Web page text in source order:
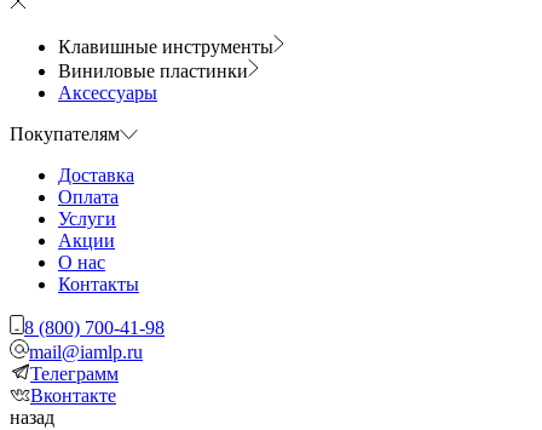
Клавишные инструменты
Виниловые пластинки
Аксессуары
Покупателям
Доставка
Оплата
Услуги
Акции
О нас
Контакты
8 (800) 700-41-98
mail@iamlp.ru
Телеграмм
Вконтакте
назад